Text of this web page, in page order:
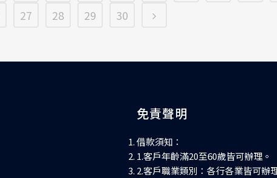
27 28 29 30
免責聲明
借款須知：
1.客戶年齡滿20至60歲皆可辦理。
2.客戶職業類別：各行各業皆可辦